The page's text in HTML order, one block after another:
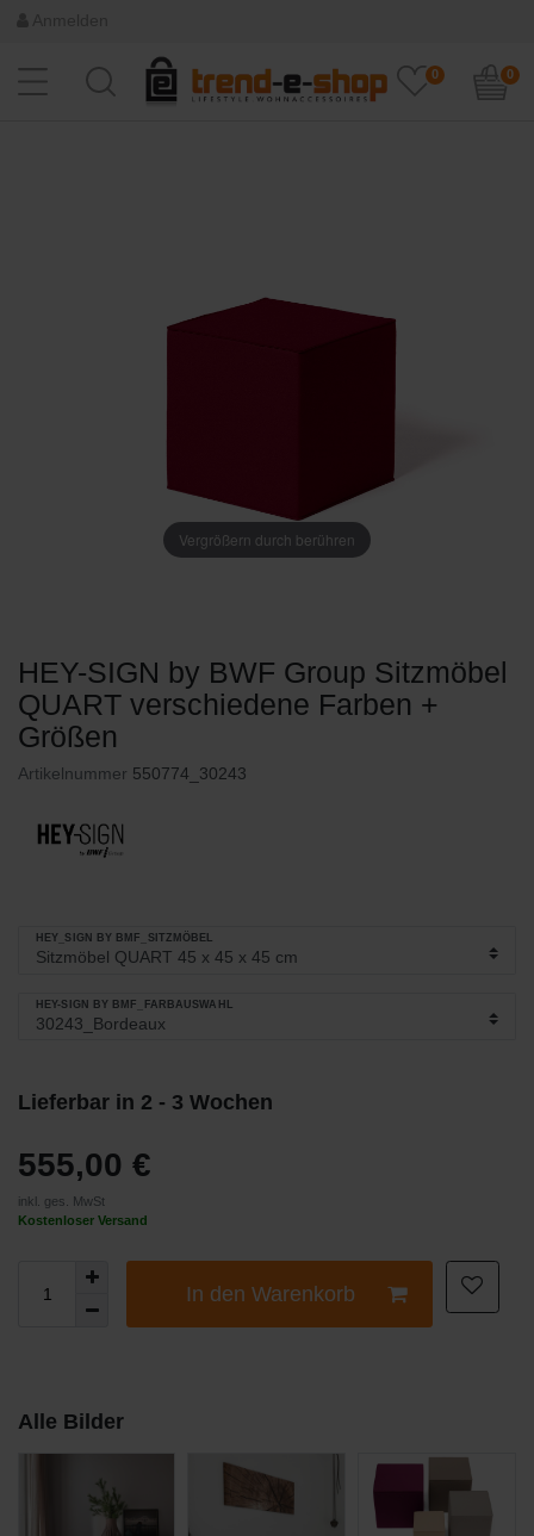
0 0
Vergrößern durch berühren
HEY-SIGN by BWF Group Sitzmöbel
QUART verschiedene Farben +
Größen
Artikelnummer 550774_30243
HEY_SIGN BY BMF_SITZMÖBEL
HEY-SIGN BY BMF_FARBAUSWAHL
Lieferbar in 2 - 3 Wochen
555,00 €
inkl. ges. MwSt
Kostenloser Versand
In den Warenkorb
Alle Bilder